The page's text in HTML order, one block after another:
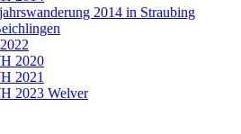
2014 in Straubing
2020
2021
2023 Welver